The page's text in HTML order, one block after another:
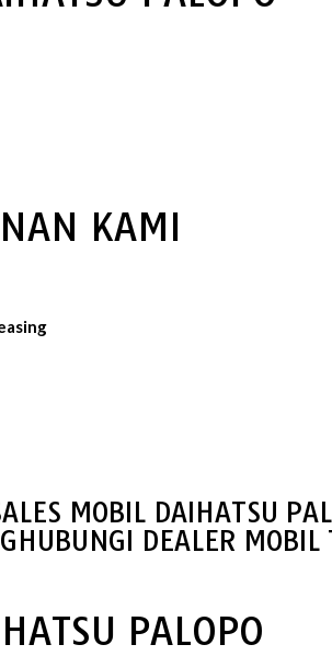
KAMI
MOBIL DAIHATSU
DEALER MOBIL
PALOPO